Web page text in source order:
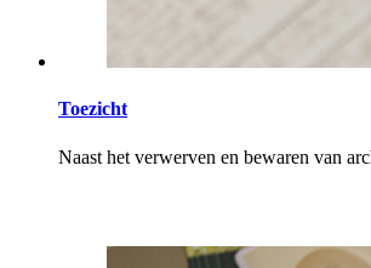
Toezicht
Naast het verwerven en bewaren van